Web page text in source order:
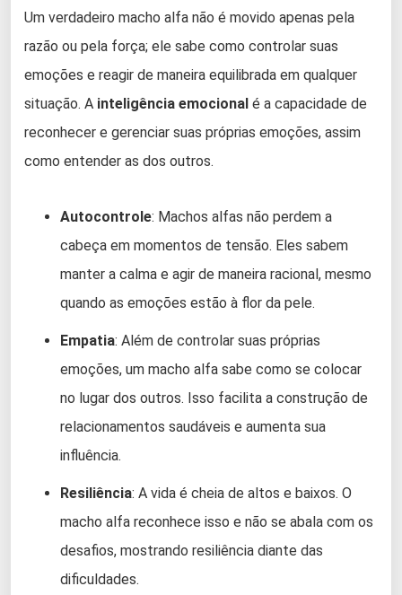
Um verdadeiro macho alfa não é movido apenas pela
razão ou pela força; ele sabe como controlar suas
emoções e reagir de maneira equilibrada em qualquer
situação. A inteligência emocional é a capacidade de
reconhecer e gerenciar suas próprias emoções, assim
como entender as dos outros.
Autocontrole: Machos alfas não perdem a
cabeça em momentos de tensão. Eles sabem
manter a calma e agir de maneira racional, mesmo
quando as emoções estão à flor da pele.
Empatia: Além de controlar suas próprias
emoções, um macho alfa sabe como se colocar
no lugar dos outros. Isso facilita a construção de
relacionamentos saudáveis e aumenta sua
influência.
Resiliência: A vida é cheia de altos e baixos. O
macho alfa reconhece isso e não se abala com os
desafios, mostrando resiliência diante das
dificuldades.